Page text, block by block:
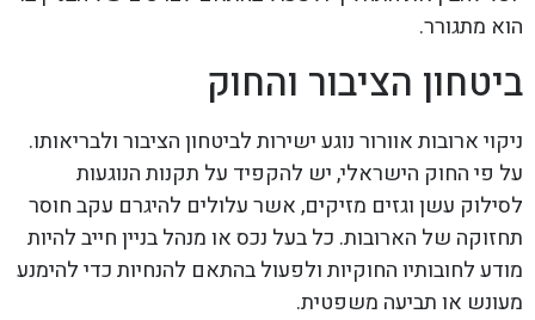
הוא מתגורר.
ביטחון הציבור והחוק
ניקוי ארובות אוורור נוגע ישירות לביטחון הציבור ולבריאותו.
על פי החוק הישראלי, יש להקפיד על תקנות הנוגעות
לסילוק עשן וגזים מזיקים, אשר עלולים להיגרם עקב חוסר
תחזוקה של הארובות. כל בעל נכס או מנהל בניין חייב להיות
מודע לחובותיו החוקיות ולפעול בהתאם להנחיות כדי להימנע
מעונש או תביעה משפטית.